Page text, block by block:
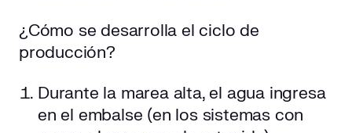
¿Cómo se desarrolla el ciclo de
producción?
Durante la marea alta, el agua ingresa
en el embalse (en los sistemas con